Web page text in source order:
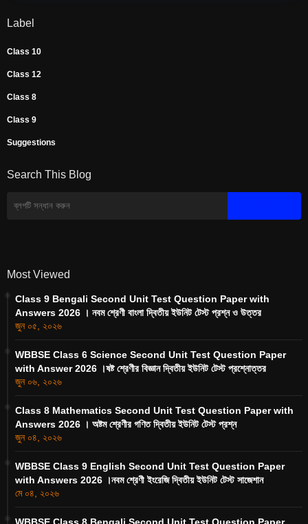
Label
Class 10
Class 12
Class 8
Class 9
Suggestions
Search This Blog
Most Viewed
Class 9 Bengali Second Unit Test Question Paper with
Answers 2026 । নবম শ্রেণী বাংলা দ্বিতীয় ইউনিট টেস্ট প্রশ্ন ও উত্তর
জুন ০৫, ২০২৬
WBBSE Class 6 Science Second Unit Test Question Paper
with Answer 2026 ।ষষ্ট শ্রেণীর বিজ্ঞান দ্বিতীয় ইউনিট টেস্ট প্রশ্নোত্তর
জুন ০৬, ২০২৬
Class 8 Mathematics Second Unit Test Question Paper with
Answers 2026 । অষ্টম শ্রেণীর গণিত দ্বিতীয় ইউনিট টেস্ট প্রশ্ন
জুন ০৪, ২০২৬
WBBSE Class 9 English Second Unit Test Question Paper
with Answers 2026 ।নবম শ্রেণী ইংরেজি দ্বিতীয় ইউনিট টেস্ট সাজেশান
মে ০৪, ২০২৬